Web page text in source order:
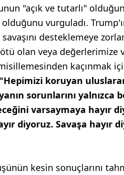
"açık ve tutarlı"
olduğunu vurguladı.
desteklemeye
olan veya değerlerimize
kaçınmak
"Hepimizi koruyan
sorunlarını yalnızca
varsaymaya hayır
diyoruz. Savaşa hayır
kesin sonuçlarını